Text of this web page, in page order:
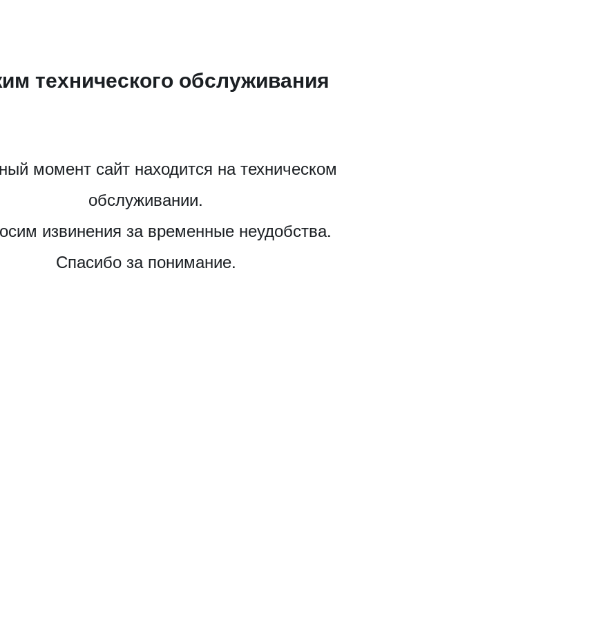
технического обслуживания
момент сайт находится на техническом
обслуживании.
извинения за временные неудобства.
Спасибо за понимание.